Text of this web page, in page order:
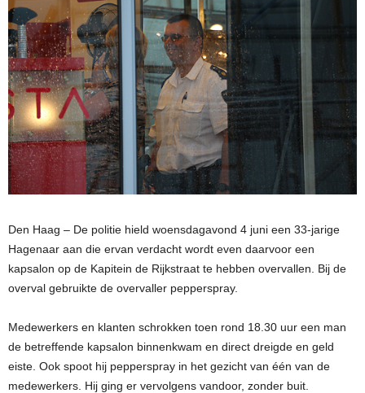
Den Haag – De politie hield woensdagavond 4 juni een 33-jarige
Hagenaar aan die ervan verdacht wordt even daarvoor een
kapsalon op de Kapitein de Rijkstraat te hebben overvallen. Bij de
overval gebruikte de overvaller pepperspray.
Medewerkers en klanten schrokken toen rond 18.30 uur een man
de betreffende kapsalon binnenkwam en direct dreigde en geld
eiste. Ook spoot hij pepperspray in het gezicht van één van de
medewerkers. Hij ging er vervolgens vandoor, zonder buit.